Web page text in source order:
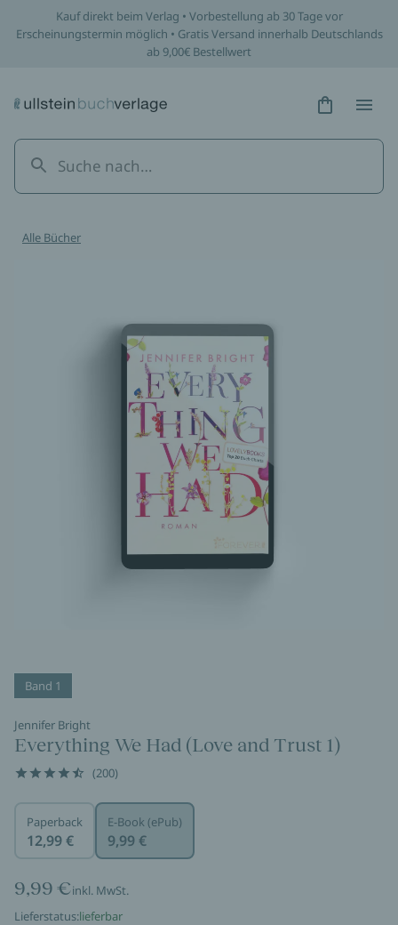
Kauf direkt beim Verlag • Vorbestellung ab 30 Tage vor
Erscheinungstermin möglich • Gratis Versand innerhalb Deutschlands
ab 9,00€ Bestellwert
Hidden
Alle Bücher
Band 1
Jennifer Bright
Everything We Had (Love and Trust 1)
(200)
Paperback
12,99 €
E-Book (ePub)
9,99 €
9,99 €inkl. MwSt.
Lieferstatus:lieferbar